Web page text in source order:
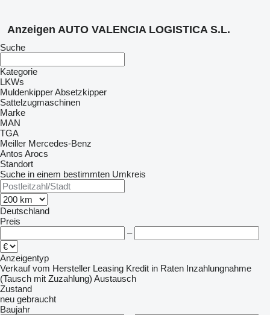
Anzeigen AUTO VALENCIA LOGISTICA S.L.
Suche
Kategorie
LKWs
MuldenkipperAbsetzkipper
Sattelzugmaschinen
Marke
MAN
TGA
Meiller Mercedes-Benz
Antos Arocs
Standort
Suche in einem bestimmten Umkreis
Deutschland
Preis
–
Anzeigentyp
Verkauf vom Hersteller Leasing Kredit in Raten Inzahlungnahme
(Tausch mit Zuzahlung) Austausch
Zustand
neu gebraucht
Baujahr